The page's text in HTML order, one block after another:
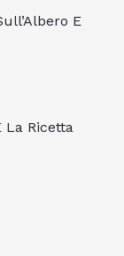
E
La Ricetta